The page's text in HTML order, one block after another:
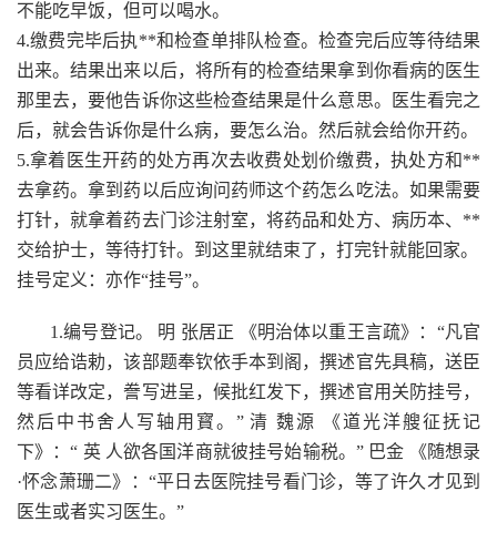
不能吃早饭，但可以喝水。
4.缴费完毕后执**和检查单排队检查。检查完后应等待结果
出来。结果出来以后，将所有的检查结果拿到你看病的医生
那里去，要他告诉你这些检查结果是什么意思。医生看完之
后，就会告诉你是什么病，要怎么治。然后就会给你开药。
5.拿着医生开药的处方再次去收费处划价缴费，执处方和**
去拿药。拿到药以后应询问药师这个药怎么吃法。如果需要
打针，就拿着药去门诊注射室，将药品和处方、病历本、**
交给护士，等待打针。到这里就结束了，打完针就能回家。
挂号定义：亦作“挂号”。
1.编号登记。 明 张居正 《明治体以重王言疏》：“凡官
员应给诰勅，该部题奉钦依手本到阁，撰述官先具稿，送臣
等看详改定，誊写进呈，候批红发下，撰述官用关防挂号，
然后中书舍人写轴用寳。” 清 魏源 《道光洋艘征抚记
下》：“ 英 人欲各国洋商就彼挂号始输税。” 巴金 《随想录
·怀念萧珊二》：“平日去医院挂号看门诊，等了许久才见到
医生或者实习医生。”